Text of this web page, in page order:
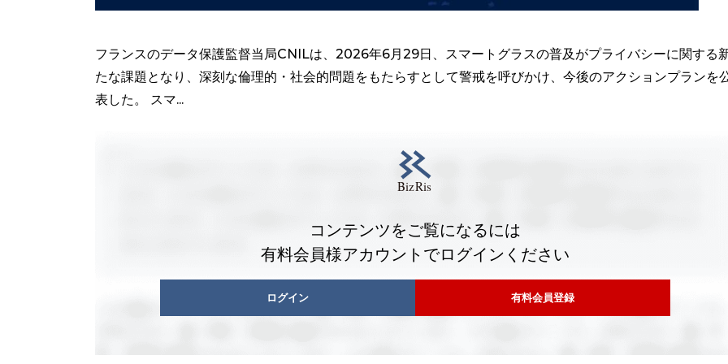
フランスのデータ保護監督当局CNILは、2026年6月29日、スマートグラスの普及がプライバシーに関する
たな課題となり、深刻な倫理的・社会的問題をもたらすとして警戒を呼びかけ、今後のアクションプランを
表した。 スマ...
コンテンツをご覧になるには
有料会員様アカウントでログインください
ログイン 有料会員登録